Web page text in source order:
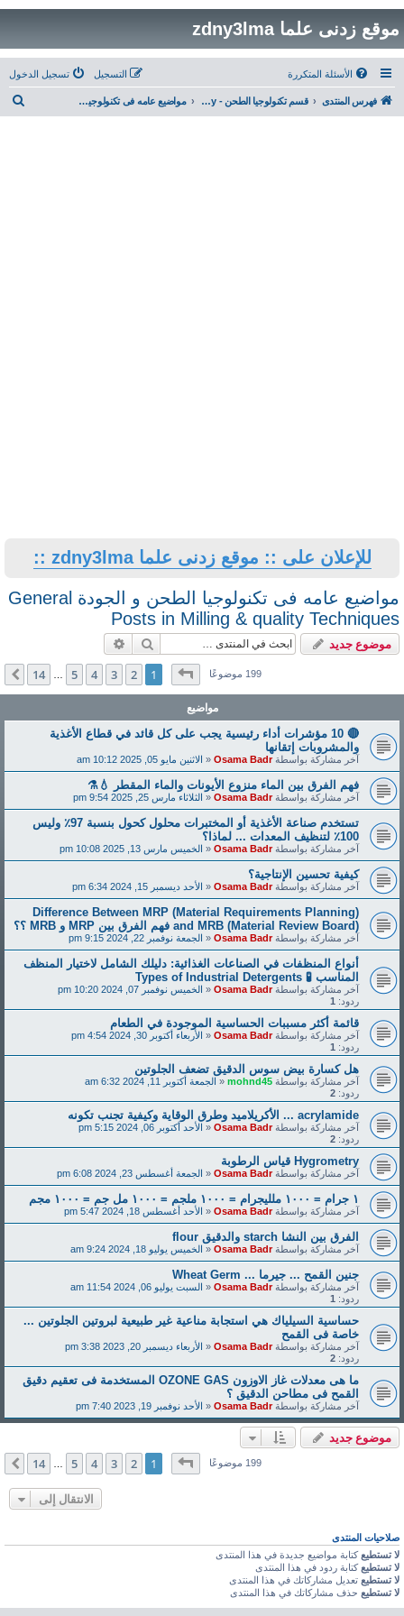
موقع زدنى علما zdny3lma
الأسئلة المتكررة تسجيل الدخول التسجيل
فهرس المنتدى قسم تكنولوجيا الطحن - Milling Technology مواضيع عامه فى تكنولوجيا الطحن و الجودة General Posts in Milling & quality Techniques
ب
للإعلان على :: موقع زدنى علما zdny3lma ::
مواضيع عامه فى تكنولوجيا الطحن و الجودة General
Posts in Milling & quality Techniques
موضوع جديد بحث
199 موضوعًاصفحة1من14
1
2
3
4
5
14 التالي
مواضيع
🔴 10 مؤشرات أداء رئيسية يجب على كل قائد في قطاع الأغذية
والمشروبات إتقانها
آخر مشاركة بواسطةOsama Badr
«الاثنين مايو 05, 2025 10:12 am
فهم الفرق بين الماء منزوع الأيونات والماء المقطر 💧⚗️
آخر مشاركة بواسطةOsama Badr
«الثلاثاء مارس 25, 2025 9:54 pm
تستخدم صناعة الأغذية أو المختبرات محلول كحول بنسبة 97٪ وليس
100٪ لتنظيف المعدات ... لماذا؟
آخر مشاركة بواسطةOsama Badr
«الخميس مارس 13, 2025 10:08 pm
كيفية تحسين الإنتاجية؟
آخر مشاركة بواسطةOsama Badr
«الأحد ديسمبر 15, 2024 6:34 pm
Difference Between MRP (Material Requirements Planning)
and MRB (Material Review Board) فهم الفرق بين MRP و MRB ؟؟
آخر مشاركة بواسطةOsama Badr
«الجمعة نوفمبر 22, 2024 9:15 pm
أنواع المنظفات في الصناعات الغذائية: دليلك الشامل لاختيار المنظف
المناسب 🧪 Types of Industrial Detergents
آخر مشاركة بواسطةOsama Badr
«الخميس نوفمبر 07, 2024 10:20 pm
ردود: 1
قائمة أكثر مسببات الحساسية الموجودة في الطعام
آخر مشاركة بواسطةOsama Badr
«الأربعاء أكتوبر 30, 2024 4:54 pm
ردود: 1
هل كسارة بيض سوس الدقيق تضعف الجلوتين
آخر مشاركة بواسطةmohnd45
«الجمعة أكتوبر 11, 2024 6:32 am
ردود: 2
acrylamide ... الأكريلاميد وطرق الوقاية وكيفية تجنب تكونه
آخر مشاركة بواسطةOsama Badr
«الأحد أكتوبر 06, 2024 5:15 pm
ردود: 2
Hygrometry قياس الرطوبة
آخر مشاركة بواسطةOsama Badr
«الجمعة أغسطس 23, 2024 6:08 pm
١ جرام = ١٠٠٠ ملليجرام = ١٠٠٠ ملجم = ١٠٠٠ مل جم = ١٠٠٠ مجم
آخر مشاركة بواسطةOsama Badr
«الأحد أغسطس 18, 2024 5:47 pm
الفرق بين النشا starch والدقيق flour
آخر مشاركة بواسطةOsama Badr
«الخميس يوليو 18, 2024 9:24 am
جنين القمح ... جيرما ... Wheat Germ
آخر مشاركة بواسطةOsama Badr
«السبت يوليو 06, 2024 11:54 am
ردود: 1
حساسية السيلياك هي استجابة مناعية غير طبيعية لبروتين الجلوتين ...
خاصة فى القمح
آخر مشاركة بواسطةOsama Badr
«الأربعاء ديسمبر 20, 2023 3:38 pm
ردود: 2
ما هى معدلات غاز الاوزون OZONE GAS المستخدمة فى تعقيم دقيق
القمح فى مطاحن الدقيق ؟
آخر مشاركة بواسطةOsama Badr
«الأحد نوفمبر 19, 2023 7:40 pm
موضوع جديد
199 موضوعًاصفحة1من14
1
2
3
4
5
14 التالي
الانتقال إلى
صلاحيات المنتدى
لا تستطيعكتابة مواضيع جديدة في هذا المنتدى
لا تستطيعكتابة ردود في هذا المنتدى
لا تستطيعتعديل مشاركاتك في هذا المنتدى
لا تستطيعحذف مشاركاتك في هذا المنتدى